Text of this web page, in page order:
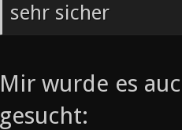
sehr sicher
Mir wurde es
gesucht: